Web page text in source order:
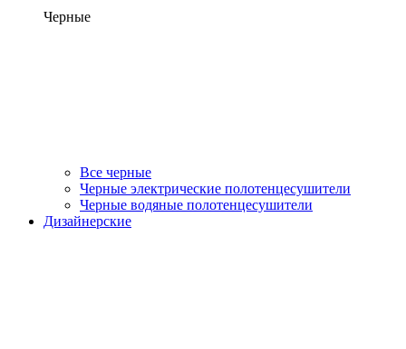
Черные
Все черные
Черные электрические полотенцесушители
Черные водяные полотенцесушители
Дизайнерские